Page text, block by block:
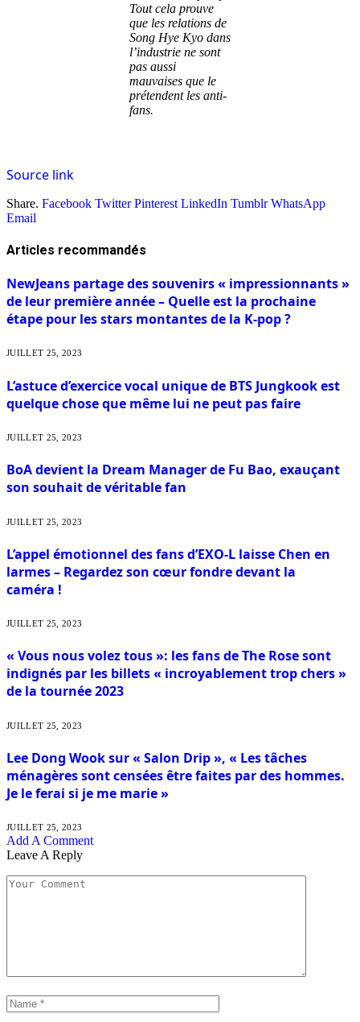
Tout cela prouve
que les relations de
Song Hye Kyo dans
l’industrie ne sont
pas aussi
mauvaises que le
prétendent les anti-
fans.
Source link
Share. Facebook Twitter Pinterest LinkedIn Tumblr WhatsApp
Email
Articles recommandés
NewJeans partage des souvenirs « impressionnants »
de leur première année – Quelle est la prochaine
étape pour les stars montantes de la K-pop ?
JUILLET 25, 2023
L’astuce d’exercice vocal unique de BTS Jungkook est
quelque chose que même lui ne peut pas faire
JUILLET 25, 2023
BoA devient la Dream Manager de Fu Bao, exauçant
son souhait de véritable fan
JUILLET 25, 2023
L’appel émotionnel des fans d’EXO-L laisse Chen en
larmes – Regardez son cœur fondre devant la
caméra !
JUILLET 25, 2023
« Vous nous volez tous »: les fans de The Rose sont
indignés par les billets « incroyablement trop chers »
de la tournée 2023
JUILLET 25, 2023
Lee Dong Wook sur « Salon Drip », « Les tâches
ménagères sont censées être faites par des hommes.
Je le ferai si je me marie »
JUILLET 25, 2023
Add A Comment
Leave A Reply